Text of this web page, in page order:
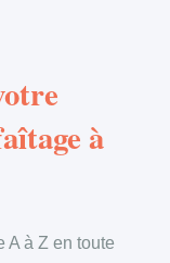
à
A à Z en toute